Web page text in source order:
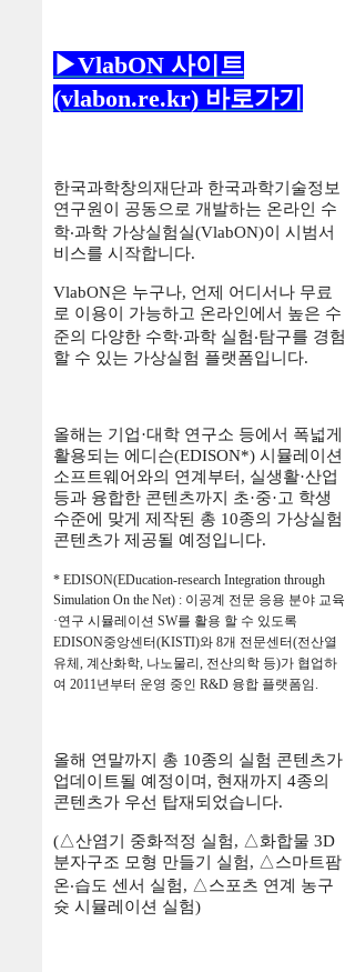
▶VlabON 사이트
(vlabon.re.kr) 바로가기
한국과학창의재단과 한국과학기술정보
연구원이 공동으로 개발하는 온라인 수
학‧과학 가상실험실(VlabON)이 시범서
비스를 시작합니다.
VlabON은 누구나, 언제 어디서나 무료
로 이용이 가능하고 온라인에서 높은 수
준의 다양한 수학‧과학 실험‧탐구를 경험
할 수 있는 가상실험 플랫폼입니다.
올해는 기업·대학 연구소 등에서 폭넓게
활용되는 에디슨(EDISON*) 시뮬레이션
소프트웨어와의 연계부터 , 실생활·산업
등과 융합한 콘텐츠까지 초·중·고 학생
수준에 맞게 제작된 총 10종의 가상실험
콘텐츠가 제공될 예정입니다.
* EDISON(EDucation-research Integration through
Simulation On the Net) : 이공계 전문 응용 분야 교육
·연구 시뮬레이션 SW를 활용 할 수 있도록
EDISON중앙센터(KISTI)와 8개 전문센터(전산열
유체 계산화학 나노물리 전산의학 등)가 협업하
여 2011 년부터 운영 중인 R&D 융합 플랫폼임
올해 연말까지 총 10종의 실험 콘텐츠가
업데이트될 예정이며 , 현재까지 4종의
콘텐츠가 우선 탑재되었습니다.
(△산염기 중화적정 실험, △화합물 3D
분자구조 모형 만들기 실험, △스마트팜
온‧습도 센서 실험, △스포츠 연계 농구
슛 시뮬레이션 실험)